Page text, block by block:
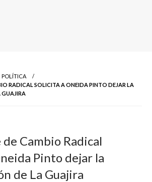
POLÍTICA
RADICAL SOLICITA A ONEIDA PINTO DEJAR LA
GUAJIRA
Cambio Radical
Pinto dejar la
de La Guajira